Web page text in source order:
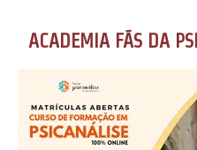
ACADEMIA FÃS DA